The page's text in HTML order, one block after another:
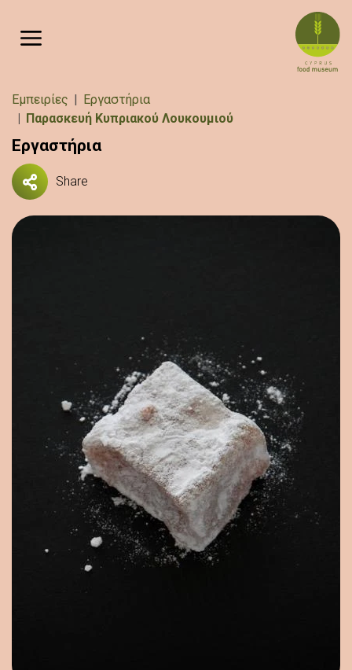
Breadcrumb
Εμπειρίες
Εργαστήρια
Παρασκευή Κυπριακού Λουκουμιού
Εργαστήρια
Share